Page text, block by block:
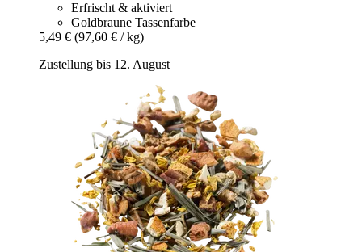
Erfrischt & aktiviert
Goldbraune Tassenfarbe
5,49 € (97,60 € / kg)
Zustellung bis 12. August